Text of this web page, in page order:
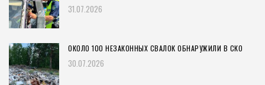
31.07.2026
ОКОЛО 100 НЕЗАКОННЫХ СВАЛОК ОБНАРУЖИЛИ В СКО
30.07.2026